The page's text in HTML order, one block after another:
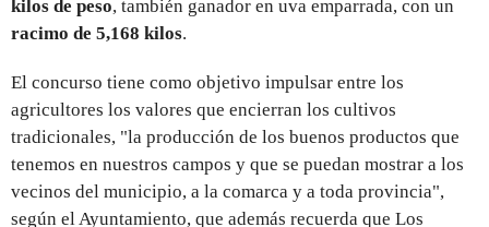
kilos de peso, también ganador en uva emparrada, con un
racimo de 5,168 kilos.
El concurso tiene como objetivo impulsar entre los
agricultores los valores que encierran los cultivos
tradicionales, "la producción de los buenos productos que
tenemos en nuestros campos y que se puedan mostrar a los
vecinos del municipio, a la comarca y a toda provincia",
según el Ayuntamiento, que además recuerda que Los